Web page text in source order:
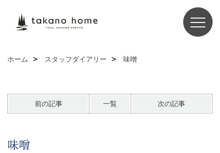
ホーム スタッフダイアリー 味噌
前の記事 一覧 次の記事
味噌